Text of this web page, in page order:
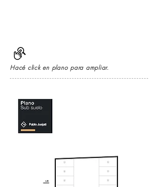
Hacé click en plano para ampliar.